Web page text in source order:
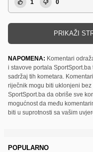
1 0
PRIKAŽI
NAPOMENA: Komentari
i stavove portala
sadržaj tih kometara.
riječnik mogu biti uklonjeni
SportSport.ba da obriše sve
mogućnost da među
biti u suprotnosti sa vašim
POPULARNO